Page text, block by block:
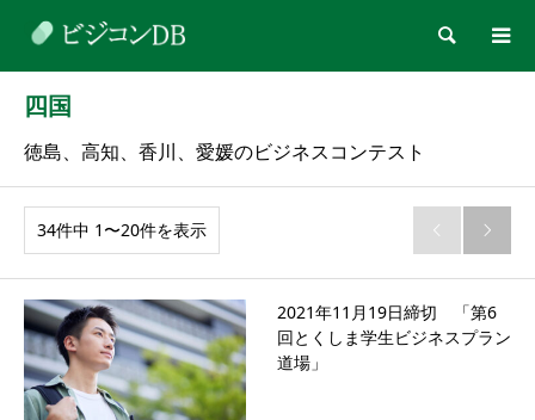
検索
四国
徳島、高知、香川、愛媛のビジネスコンテスト
34件中 1〜20件を表示  
2021年11月19日締切 「第6
回とくしま学生ビジネスプラン
道場」